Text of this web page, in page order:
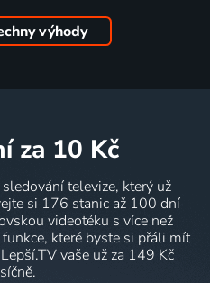
výhody
za 10 Kč
televize, který už
si 176 stanic až 100 dní
videotéku s více než
které byste si přáli mít
vaše už za 149 Kč